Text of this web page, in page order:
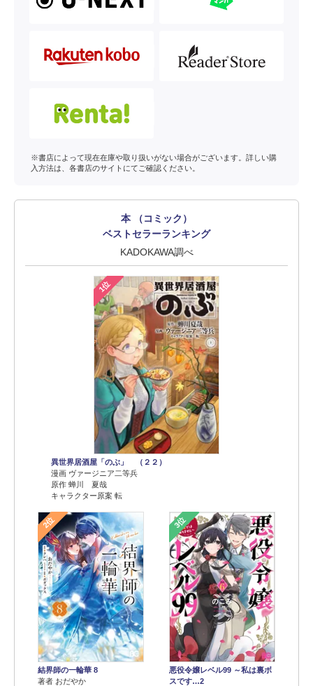
※書店によって現在在庫や取り扱いがない場合がございます。詳しい購
入方法は、各書店のサイトにてご確認ください。
本 （コミック）
ベストセラーランキング
KADOKAWA調べ
1位
異世界居酒屋「のぶ」 （２２）
漫画 ヴァージニア二等兵
原作 蝉川 夏哉
キャラクター原案 転
2位
結界師の一輪華 8
著者 おだやか
3位
悪役令嬢レベル99 ～私は裏ボ
スです…2